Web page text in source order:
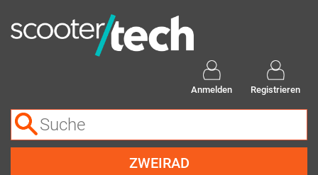
Anmelden Registrieren
ZWEIRAD